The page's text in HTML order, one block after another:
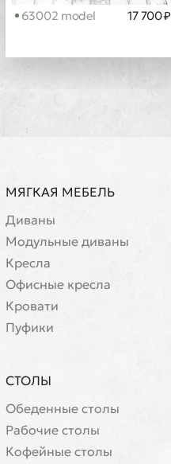
63002 model 17 700 ₽
МЯГКАЯ МЕБЕЛЬ
Диваны
Модульные диваны
Кресла
Офисные кресла
Кровати
Пуфики
СТОЛЫ
Обеденные столы
Рабочие столы
Кофейные столы